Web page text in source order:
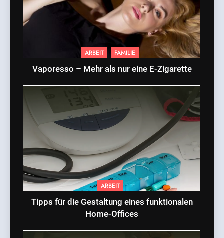
ARBEIT FAMILIE
Vaporesso – Mehr als nur eine E-Zigarette
ARBEIT
Tipps für die Gestaltung eines funktionalen
Home-Offices